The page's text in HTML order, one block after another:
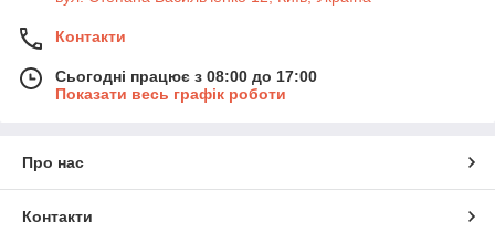
Контакти
Сьогодні працює з 08:00 до 17:00
Показати весь графік роботи
Про нас
Контакти